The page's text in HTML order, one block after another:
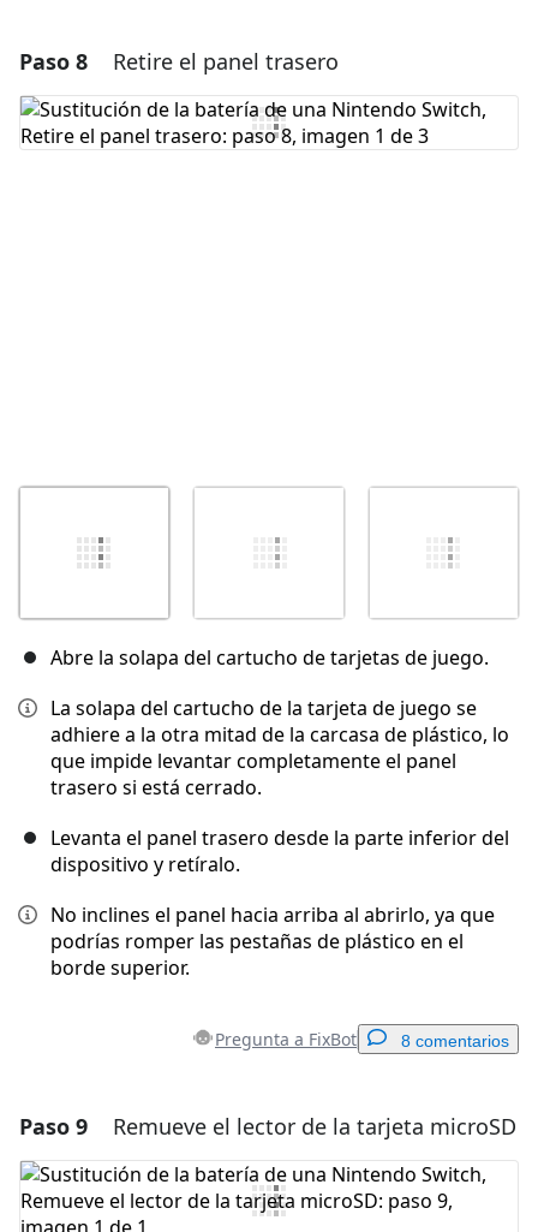
Paso 8 Retire el panel trasero
Abre la solapa del cartucho de tarjetas de juego.
La solapa del cartucho de la tarjeta de juego se
adhiere a la otra mitad de la carcasa de plástico, lo
que impide levantar completamente el panel
trasero si está cerrado.
Levanta el panel trasero desde la parte inferior del
dispositivo y retíralo.
No inclines el panel hacia arriba al abrirlo, ya que
podrías romper las pestañas de plástico en el
borde superior.
Pregunta a FixBot 8 comentarios
Agregar un comentario
Agregar Comentario
Paso 9 Remueve el lector de la tarjeta microSD